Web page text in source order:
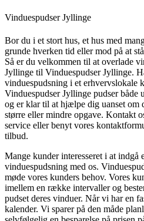
Vinduespudser Jyllinge
Bor du i et stort hus, et hus med
grunde hverken tid eller mod på at
Så er du velkommen til at overlade
Jyllinge til Vinduespudser Jyllinge.
vinduespudsning i et erhvervslokale
Vinduespudser Jyllinge pudser både
og er klar til at hjælpe dig uanset
større eller mindre opgave. Kontakt
service eller benyt vores
tilbud.
Mange kunder interesseret i at indgå
vinduespudsning med os.
møde vores kunders behov. Vores
imellem en række intervaller og
pudset deres vinduer. Når vi har en
kalender. Vi sparer på den måde